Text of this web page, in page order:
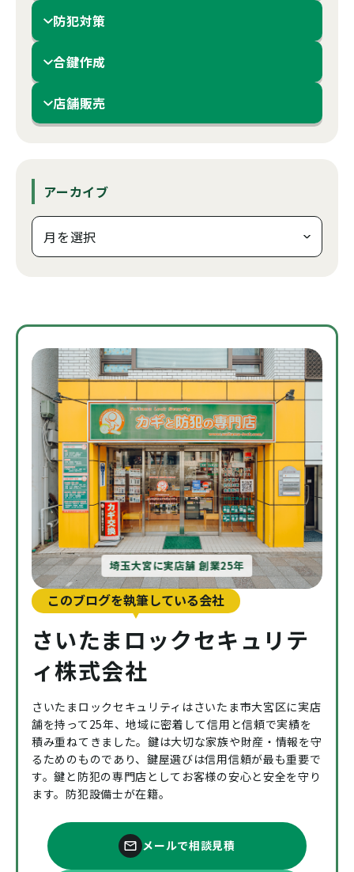
防犯対策
合鍵作成
店舗販売
アーカイブ
埼玉大宮に実店舗 創業25年
このブログを執筆している会社
さいたまロックセキュリテ
ィ株式会社
さいたまロックセキュリティはさいたま市大宮区に実店
舗を持って25年、地域に密着して信用と信頼で実績を
積み重ねてきました。鍵は大切な家族や財産・情報を守
るためのものであり、鍵屋選びは信用信頼が最も重要で
す。鍵と防犯の専門店としてお客様の安心と安全を守り
ます。防犯設備士が在籍。
メールで相談見積